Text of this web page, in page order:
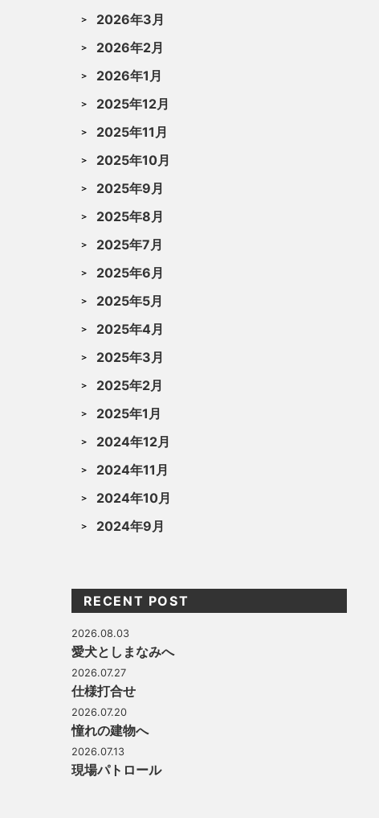
2026年3月
2026年2月
2026年1月
2025年12月
2025年11月
2025年10月
2025年9月
2025年8月
2025年7月
2025年6月
2025年5月
2025年4月
2025年3月
2025年2月
2025年1月
2024年12月
2024年11月
2024年10月
2024年9月
RECENT POST
2026.08.03
愛犬としまなみへ
2026.07.27
仕様打合せ
2026.07.20
憧れの建物へ
2026.07.13
現場パトロール